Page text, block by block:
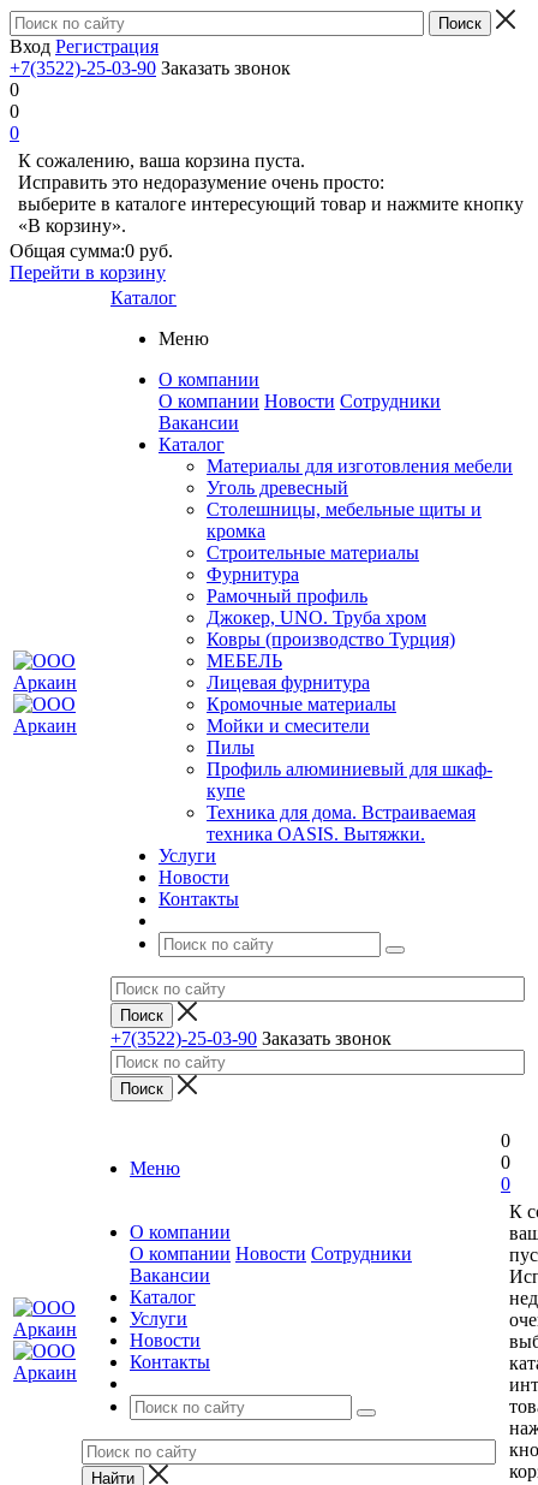
Вход Регистрация
+7(3522)-25-03-90 Заказать звонок
0
0
0
К сожалению, ваша корзина пуста.
Исправить это недоразумение очень просто:
выберите в каталоге интересующий товар и нажмите кнопку
«В корзину».
Общая сумма:0 руб.
Перейти в корзину
Каталог
Меню
О компании
О компании Новости Сотрудники
Вакансии
Каталог
Материалы для изготовления мебели
Уголь древесный
Столешницы, мебельные щиты и
кромка
Строительные материалы
Фурнитура
Рамочный профиль
Джокер, UNO. Труба хром
Ковры (производство Турция)
МЕБЕЛЬ
Лицевая фурнитура
Кромочные материалы
Мойки и смесители
Пилы
Профиль алюминиевый для шкаф-
купе
Техника для дома. Встраиваемая
техника OASIS. Вытяжки.
Услуги
Новости
Контакты
+7(3522)-25-03-90 Заказать звонок
Меню
О компании
О компании Новости Сотрудники
Вакансии
Каталог
Услуги
Новости
Контакты
0
0
0
К